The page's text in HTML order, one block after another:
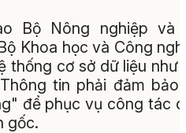
Bộ Nông nghiệp và
Khoa học và Công
thống cơ sở dữ liệu như
tin phải đảm bảo
để phục vụ công tác
gốc.